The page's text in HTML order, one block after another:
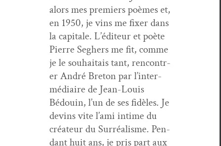
alors mes pre­miers poèmes et,
en 1950, je vins me fix­er dans
la cap­i­tale. L’édi­teur et poète
Pierre Seghers me fit, comme
je le souhaitais tant, ren­con­tr­
er André Bre­ton par l’in­ter­
mé­di­aire de Jean-Louis
Bédouin, l’un de ses fidèles. Je
devins vite l’a­mi intime du
créa­teur du Sur­réal­isme. Pen­
dant huit ans, je pris part aux